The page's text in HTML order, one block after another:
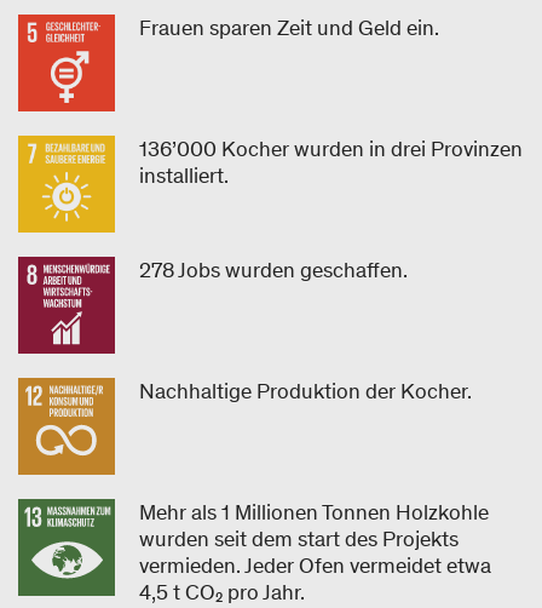
Frauen sparen Zeit und Geld ein.
136’000 Kocher wurden in drei Provinzen
installiert.
278 Jobs wurden geschaffen.
Nachhaltige Produktion der Kocher.
Mehr als 1 Millionen Tonnen Holzkohle
wurden seit dem start des Projekts
vermieden. Jeder Ofen vermeidet etwa
4,5 t CO₂ pro Jahr.